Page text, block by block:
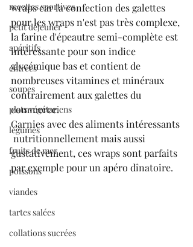
recettes sportives
petit déjeuner
apéritifs
entrées
soupes
plats végétariens
légumes
fruits de mer
poissons
viandes
tartes salées
collations sucrées
wraps car la confection des galettes
pour les wraps n'est pas très complexe,
la farine d'épeautre semi-complète est
intéressante pour son indice
glycémique bas et contient de
nombreuses vitamines et minéraux
contrairement aux galettes du
commerce.
Garnies avec des aliments intéressants
nutritionnellement mais aussi
gustativement, ces wraps sont parfaits
par exemple pour un apéro dînatoire.